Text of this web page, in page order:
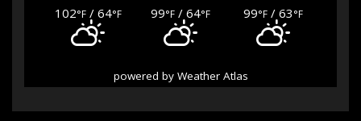
102°F/ 64°F 99°F/ 64°F 99°F/ 63°F
powered by Weather Atlas